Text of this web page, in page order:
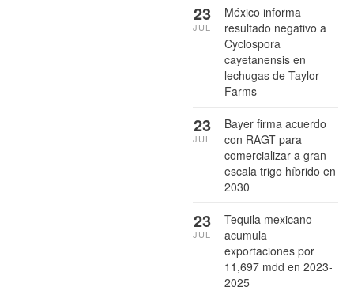
México informa
resultado negativo a
Cyclospora
cayetanensis en
lechugas de Taylor
Farms
23
JUL
Bayer firma acuerdo
con RAGT para
comercializar a gran
escala trigo híbrido en
2030
23
JUL
Tequila mexicano
acumula
exportaciones por
11,697 mdd en 2023-
2025
23
JUL